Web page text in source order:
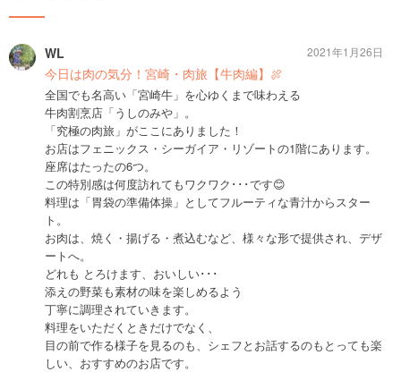
WL
今日は肉の気分！宮崎・肉旅【牛肉編】🍖
全国でも名高い「宮崎牛」を心ゆくまで味わえる
牛肉割烹店「うしのみや」。
「究極の肉旅」がここにありました！
お店はフェニックス・シーガイア・リゾートの1階にあります。
座席はたったの6つ。
この特別感は何度訪れてもワクワク･･･です😊
料理は「胃袋の準備体操」としてフルーティな青汁からスター
ト。
お肉は、焼く・揚げる・煮込むなど、様々な形で提供され、デザ
ートへ。
どれも とろけます、おいしい･･･
添えの野菜も素材の味を楽しめるよう
丁寧に調理されていきます。
料理をいただくときだけでなく、
目の前で作る様子を見るのも、シェフとお話するのもとっても楽
しい、おすすめのお店です。
2021年1月26日